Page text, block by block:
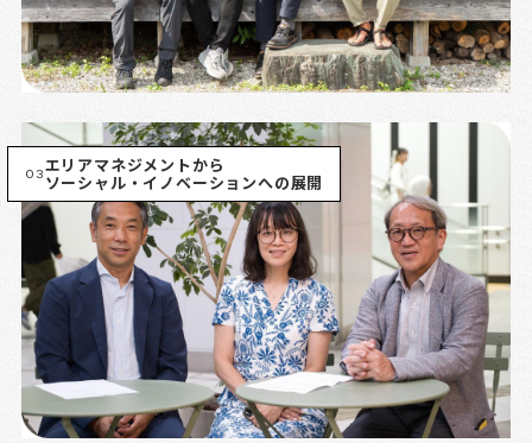
03エリアマネジメントから
ソーシャル・イノベーションへの展開